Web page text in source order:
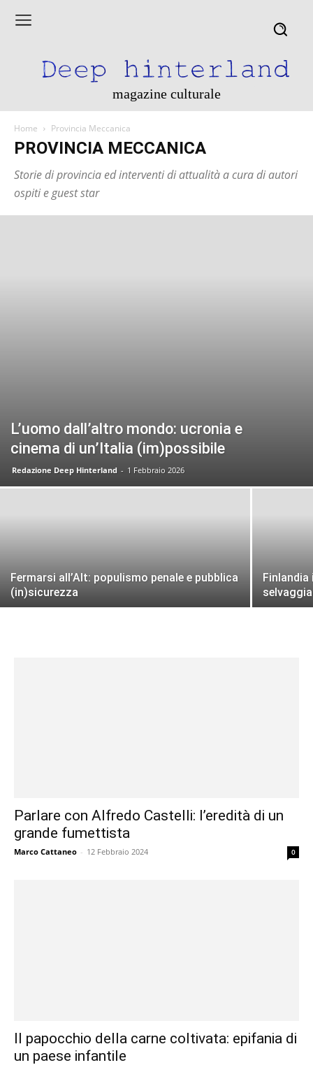
magazine culturale
Home Provincia Meccanica
PROVINCIA MECCANICA
Storie di provincia ed interventi di attualità a cura di autori
ospiti e guest star
L’uomo dall’altro mondo: ucronia e
cinema di un’Italia (im)possibile
Redazione Deep Hinterland - 1 Febbraio 2026
Fermarsi all’Alt: populismo penale e pubblica
(in)sicurezza
selvaggia
Parlare con Alfredo Castelli: l’eredità di un
grande fumettista
Marco Cattaneo - 12 Febbraio 2024 0
Il papocchio della carne coltivata: epifania di
un paese infantile